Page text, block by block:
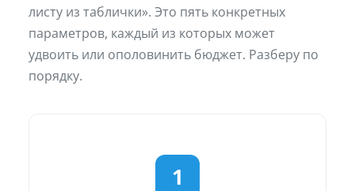
листу из таблички». Это пять конкретных
параметров, каждый из которых может
удвоить или ополовинить бюджет. Разберу по
порядку.
1